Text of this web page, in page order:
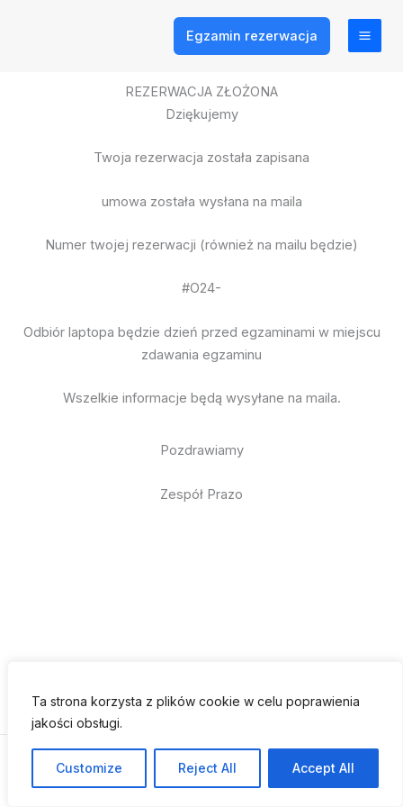
Ta strona korzysta z plików cookie w celu poprawienia
jakości obsługi.
Customize Reject All Accept All
Egzamin rezerwacja
REZERWACJA ZŁOŻONA
Dziękujemy
Twoja rezerwacja została zapisana
umowa została wysłana na maila
Numer twojej rezerwacji (również na mailu będzie)
#O24-
Odbiór laptopa będzie dzień przed egzaminami w miejscu
zdawania egzaminu
Wszelkie informacje będą wysyłane na maila.
Pozdrawiamy
Zespół Prazo
© 2026 Prazo IT